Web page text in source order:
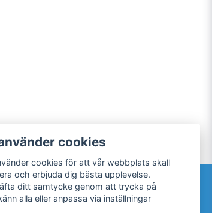
medier
Facebook
cookies
cookies för att vår webbplats skall
och erbjuda dig bästa upplevelse.
ditt samtycke genom att trycka på
alla eller anpassa via inställningar